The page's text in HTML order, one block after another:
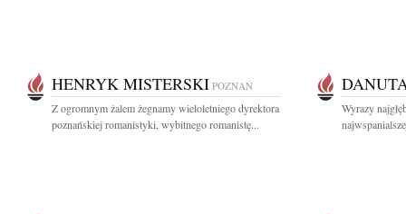
HENRYK MISTERSKI POZNAŃ
Z ogromnym żalem żegnamy wieloletniego dyrektora
poznańskiej romanistyki, wybitnego romanistę...
Wyrazy